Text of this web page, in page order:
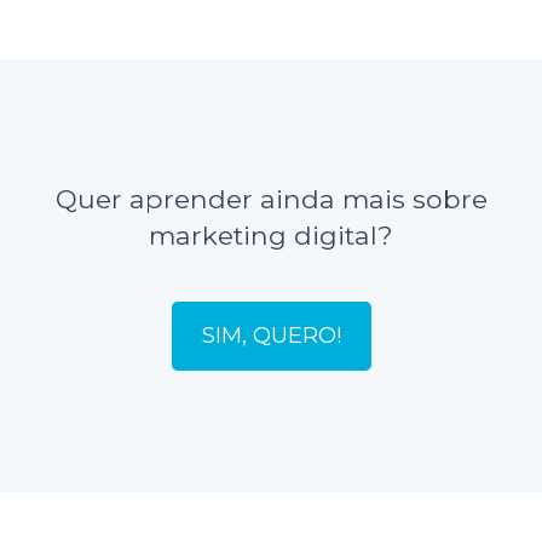
Quer aprender ainda mais sobre
marketing digital?
SIM, QUERO!